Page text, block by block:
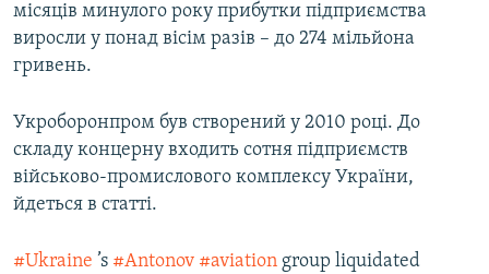
місяців минулого року прибутки підприємства
виросли у понад вісім разів – до 274 мільйона
гривень.
Укроборонпром був створений у 2010 році. До
складу концерну входить сотня підприємств
військово-промислового комплексу України,
йдеться в статті.
#Ukraine ’s #Antonov #aviation group liquidated